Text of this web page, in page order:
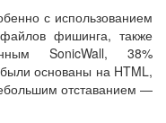
с использованием
фишинга, также
SonicWall, 38%
основаны на HTML,
отставанием —